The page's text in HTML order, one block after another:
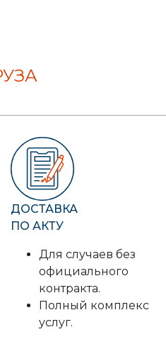
ДОСТАВКА
ПО АКТУ
Для случаев без
официального
контракта.
Полный комплекс
услуг.